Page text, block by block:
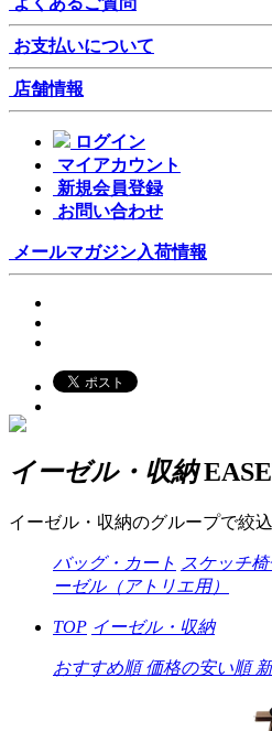
お支払いについて
店舗情報
ログイン
マイアカウント
新規会員登録
お問い合わせ
メールマガジン入荷情報
イーゼル・収納
イーゼル・収納のグループで絞
バッグ・カート スケッチ
ーゼル（アトリエ用）
TOP イーゼル・収納
おすすめ順 価格の安い順